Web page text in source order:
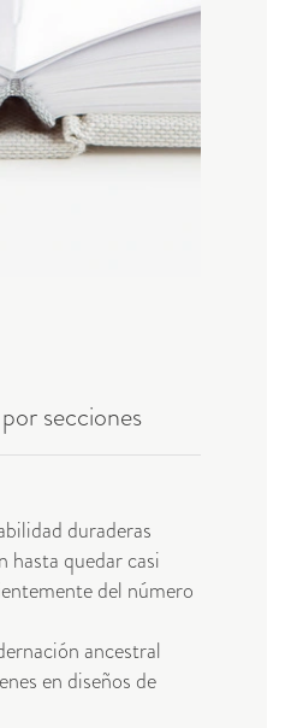
secciones
duraderas
hasta quedar casi
del número
ancestral
en diseños de